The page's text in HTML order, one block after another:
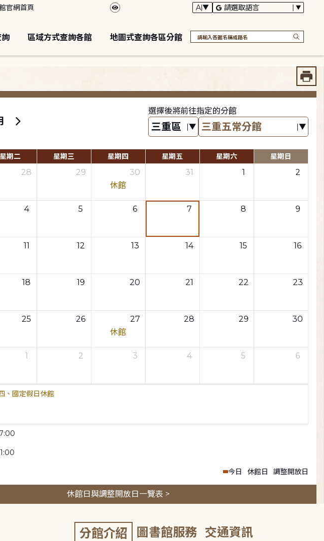
官網首頁
區域方式查詢各館 地圖式查詢各區分館
選擇後將前往指定的分館
星期二 星期三 星期四 星期五 星期六 星期日
28 29
30
休館
31 1 2
4 5 6 7 8 9
11 12 13 14 15 16
18 19 20 21 22 23
25 26
27
休館
28 29 30
1 2 3 4 5 6
、國定假日休館
今日 休館日 調整開放日
休館日與調整開放日一覽表 >
分館介紹 圖書館服務 交通資訊